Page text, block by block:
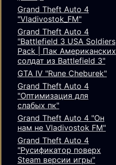
Grand Theft Auto 4
"Vladivostok_FM"
Grand Theft Auto 4
"Battlefield 3 USA Soldiers
Pack | Пак Американских
солдат из Battlefield 3"
GTA IV "Rune Cheburek"
Grand Theft Auto 4
"Оптимизация для
слабых пк"
Grand Theft Auto 4 "Он
нам не Vladivostok FM"
Grand Theft Auto 4
"Русификатор поверх
Steam версии игры"